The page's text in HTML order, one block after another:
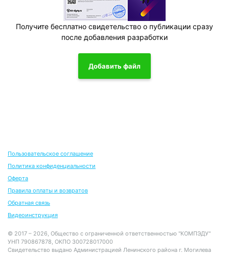
Получите бесплатно свидетельство о публикации сразу
после добавления разработки
Добавить файл
Пользовательское соглашение
Политика конфиденциальности
Оферта
Правила оплаты и возвратов
Обратная связь
Видеоинструкция
© 2017 – 2026, Общество с ограниченной ответственностью "КОМПЭДУ"
УНП 790867878, ОКПО 300728017000
Свидетельство выдано Администрацией Ленинского района г. Могилева